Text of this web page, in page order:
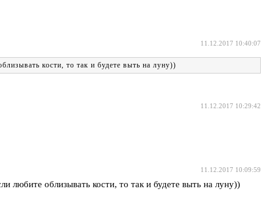
11.12.2017 10:40:07
кости, то так и будете выть на луну))
11.12.2017 10:29:42
11.12.2017 10:09:59
любите облизывать кости, то так и будете выть на луну))